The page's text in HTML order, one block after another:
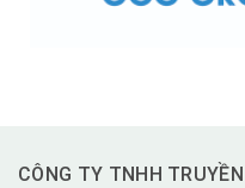
CÔNG TY TNHH